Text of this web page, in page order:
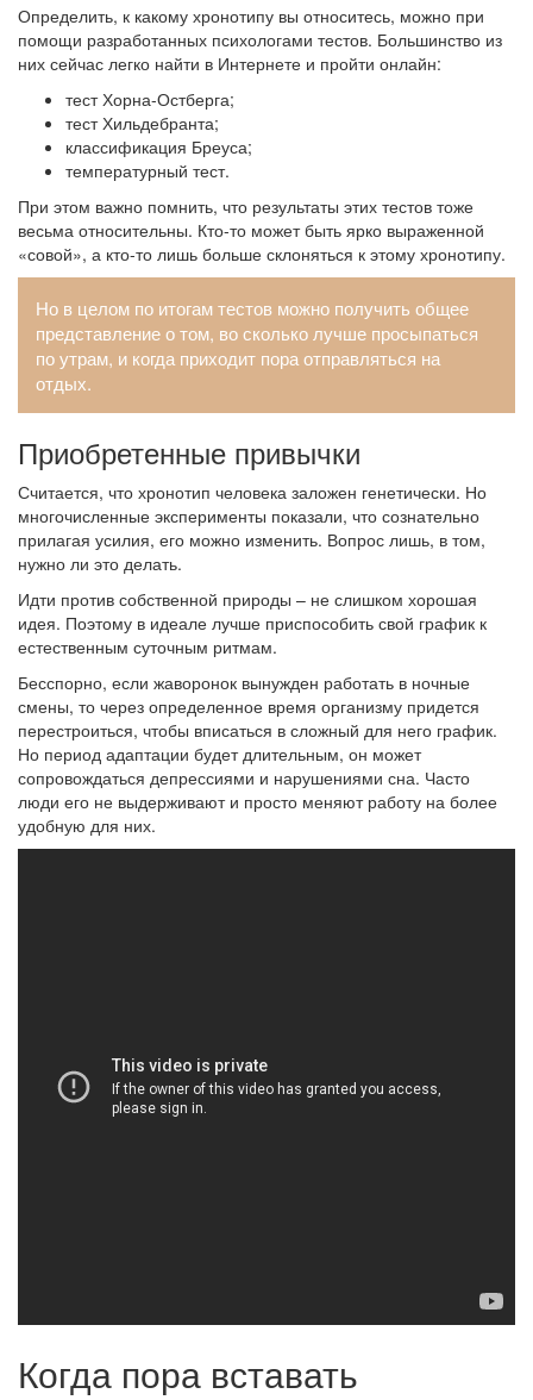
Определить, к какому хронотипу вы относитесь, можно при
помощи разработанных психологами тестов. Большинство из
них сейчас легко найти в Интернете и пройти онлайн:
тест Хорна-Остберга;
тест Хильдебранта;
классификация Бреуса;
температурный тест.
При этом важно помнить, что результаты этих тестов тоже
весьма относительны. Кто-то может быть ярко выраженной
«совой», а кто-то лишь больше склоняться к этому хронотипу.
Но в целом по итогам тестов можно получить общее
представление о том, во сколько лучше просыпаться
по утрам, и когда приходит пора отправляться на
отдых.
Приобретенные привычки
Считается, что хронотип человека заложен генетически. Но
многочисленные эксперименты показали, что сознательно
прилагая усилия, его можно изменить. Вопрос лишь, в том,
нужно ли это делать.
Идти против собственной природы – не слишком хорошая
идея. Поэтому в идеале лучше приспособить свой график к
естественным суточным ритмам.
Бесспорно, если жаворонок вынужден работать в ночные
смены, то через определенное время организму придется
перестроиться, чтобы вписаться в сложный для него график.
Но период адаптации будет длительным, он может
сопровождаться депрессиями и нарушениями сна. Часто
люди его не выдерживают и просто меняют работу на более
удобную для них.
Когда пора вставать